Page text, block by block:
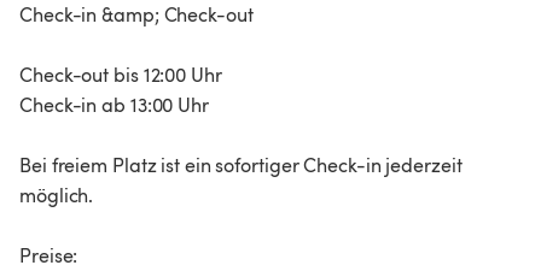
Check-in &amp; Check-out
Check-out bis 12:00 Uhr
Check-in ab 13:00 Uhr
Bei freiem Platz ist ein sofortiger Check-in jederzeit
möglich.
Preise: